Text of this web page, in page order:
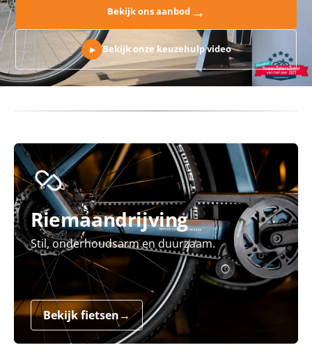
Bekijk ons aanbod→
▶ Bekijk onze keuzehulp video
Riemaandrijving
Stil, onderhoudsarm en duurzaam.
Bekijk fietsen→